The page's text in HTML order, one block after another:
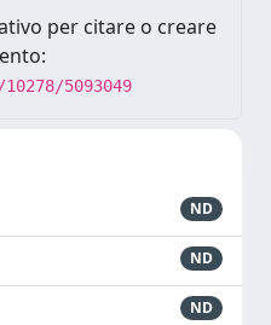
per citare o creare
5093049
ND
ND
ND